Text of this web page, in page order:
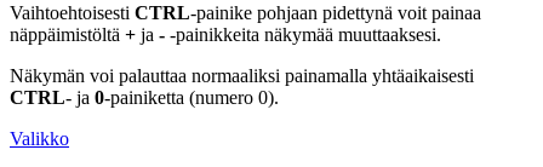
Vaihtoehtoisesti CTRL-painike pohjaan pidettynä voit painaa
näppäimistöltä + ja - -painikkeita näkymää muuttaaksesi.
Näkymän voi palauttaa normaaliksi painamalla yhtäaikaisesti
CTRL- ja 0-painiketta (numero 0).
Valikko